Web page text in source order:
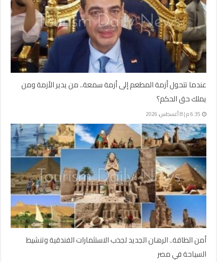
عندما تتحول أزمة المطعم إلى أزمة سمعة.. من يدير الأزمة ومن
يملك حق الحكم؟
6:35 م | 8 أغسطس، 2026
أمن الطاقة.. الرهان الجديد لجذب الاستثمارات الفندقية وتنشيط
السياحة في مصر